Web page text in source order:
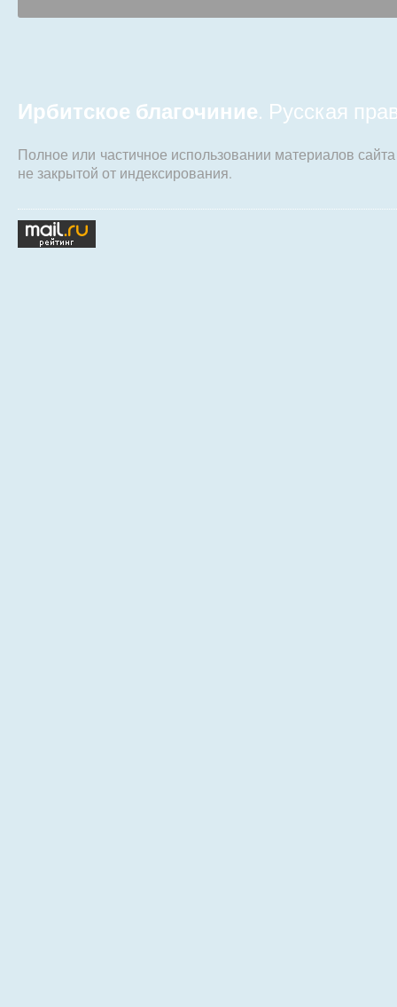
Ирбитское благочиние. Русская
Полное или частичное использовании материалов
не закрытой от индексирования.